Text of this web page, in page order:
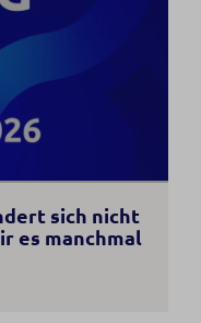
sich nicht
es manchmal